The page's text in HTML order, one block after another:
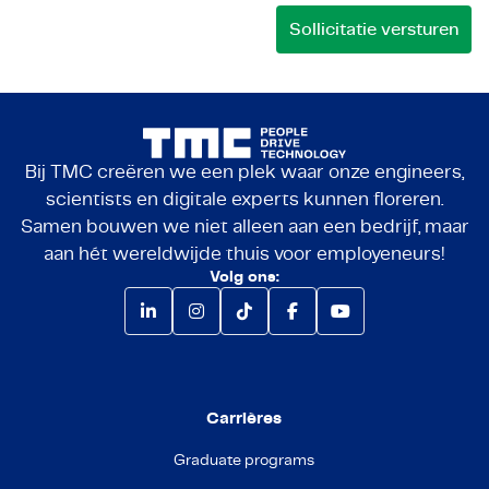
Bij TMC creëren we een plek waar onze engineers,
scientists en digitale experts kunnen floreren.
Samen bouwen we niet alleen aan een bedrijf, maar
aan hét wereldwijde thuis voor employeneurs!
Volg ons:
Carrières
Graduate programs